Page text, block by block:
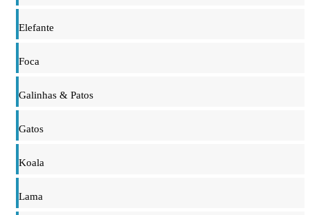
Elefante
Foca
Galinhas & Patos
Gatos
Koala
Lama